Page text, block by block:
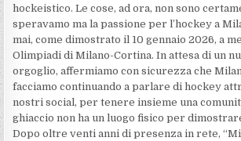
hockeistico. Le cose, ad ora, non sono
speravamo ma la passione per l’hockey a
mai, come dimostrato il 10 gennaio 2026, a
Olimpiadi di Milano-Cortina. In attesa di un
orgoglio, affermiamo con sicurezza che
facciamo continuando a parlare di hockey
nostri social, per tenere insieme una
ghiaccio non ha un luogo fisico per
Dopo oltre venti anni di presenza in rete,